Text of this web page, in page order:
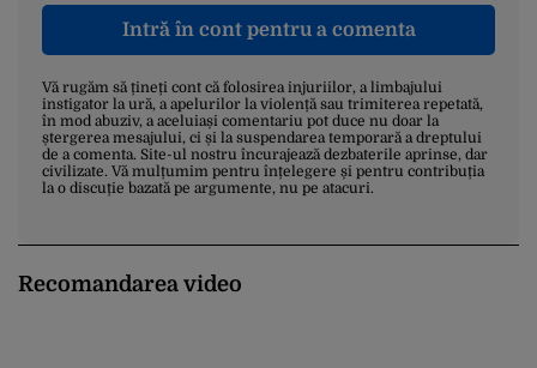
Intră în cont pentru a comenta
Vă rugăm să țineți cont că folosirea injuriilor, a limbajului
instigator la ură, a apelurilor la violență sau trimiterea repetată,
în mod abuziv, a aceluiași comentariu pot duce nu doar la
ștergerea mesajului, ci și la suspendarea temporară a dreptului
de a comenta. Site-ul nostru încurajează dezbaterile aprinse, dar
civilizate. Vă mulțumim pentru înțelegere și pentru contribuția
la o discuție bazată pe argumente, nu pe atacuri.
Recomandarea video